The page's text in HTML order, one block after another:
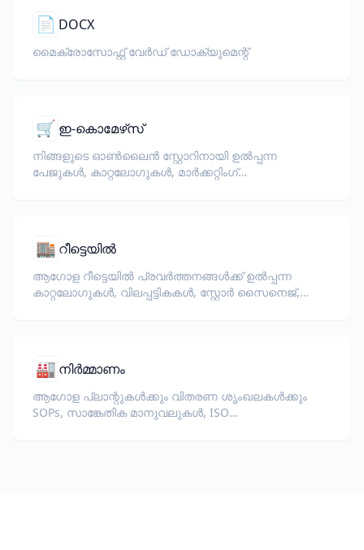
📄 DOCX
മൈക്രോസോഫ്റ്റ് വേർഡ് ഡോക്യുമെന്റ്
🛒 ഇ-കൊമേഴ്‌സ്
നിങ്ങളുടെ ഓൺലൈൻ സ്റ്റോറിനായി ഉൽപ്പന്ന
പേജുകൾ, കാറ്റലോഗുകൾ, മാർക്കറ്റിംഗ്
🏬 റീട്ടെയിൽ
ആഗോള റീട്ടെയിൽ പ്രവർത്തനങ്ങൾക്ക് ഉൽപ്പന്ന
കാറ്റലോഗുകൾ, വിലപ്പട്ടികകൾ, സ്റ്റോർ സൈനെജ്,
🏭 നിർമ്മാണം
ആഗോള പ്ലാന്റുകൾക്കും വിതരണ ശൃംഖലകൾക്കും
SOPs, സാങ്കേതിക മാനുവലുകൾ, ISO